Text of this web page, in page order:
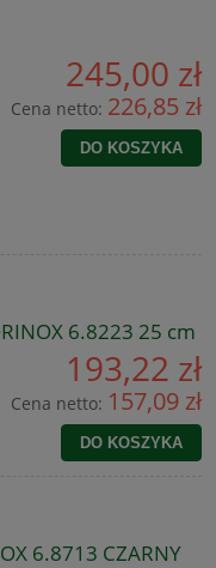
245,00 zł
Cena netto: 226,85 zł
DO KOSZYKA
6.8223 25 cm
193,22 zł
Cena netto: 157,09 zł
DO KOSZYKA
6.8713 CZARNY